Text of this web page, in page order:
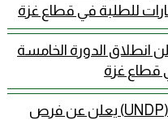
للطلبة في قطاع غزة
الشهم (3) تعلن انطلاق الدورة الخامسة
قطاع غزة
برنامج الأمم المتحدة الإنمائي (UNDP) يعلن عن فرص